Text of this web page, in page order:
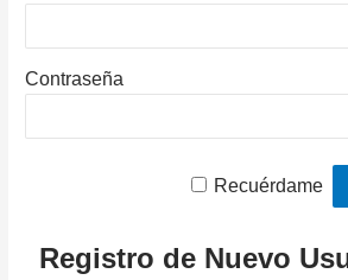
Contraseña
Recuérdame
Registro de Nuevo